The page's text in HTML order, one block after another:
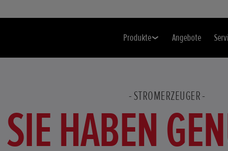
Produkte Angebote
STROMERZEUGER
SIE HABEN